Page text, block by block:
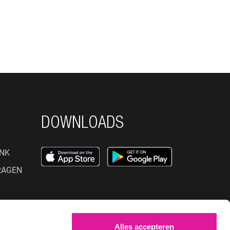
Alles accepteren
DOWNLOADS
SOCIAL MEDIA